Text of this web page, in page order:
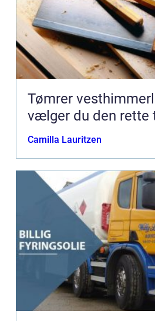
Tømrer vesthimmerland
vælger du den rette
Camilla Lauritzen